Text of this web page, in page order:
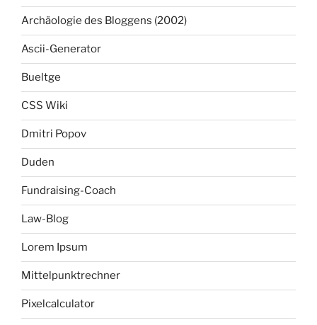
Archäologie des Bloggens (2002)
Ascii-Generator
Bueltge
CSS Wiki
Dmitri Popov
Duden
Fundraising-Coach
Law-Blog
Lorem Ipsum
Mittelpunktrechner
Pixelcalculator